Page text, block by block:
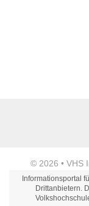
Webseite
© 2026 • VHS
Informationsportal
Drittanbietern.